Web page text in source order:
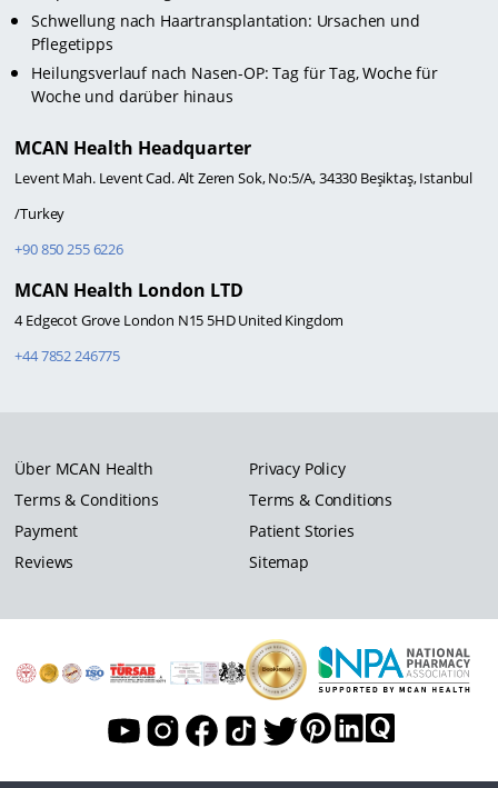
Schwellung nach Haartransplantation: Ursachen und
Pflegetipps
Heilungsverlauf nach Nasen-OP: Tag für Tag, Woche für
Woche und darüber hinaus
MCAN Health Headquarter
Levent Mah. Levent Cad. Alt Zeren Sok, No:5/A, 34330 Beşiktaş, Istanbul
/Turkey
+90 850 255 6226
MCAN Health London LTD
4 Edgecot Grove London N15 5HD United Kingdom
+44 7852 246775
Über MCAN Health
Privacy Policy
Terms & Conditions
Terms & Conditions
Payment
Patient Stories
Reviews
Sitemap